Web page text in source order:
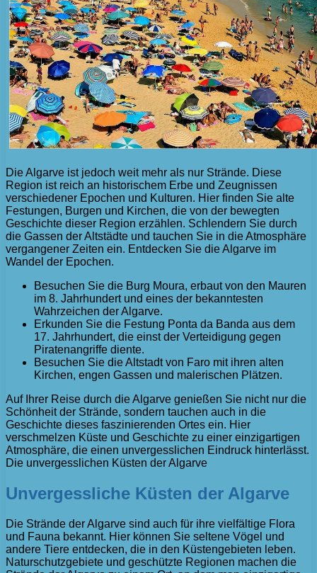
Die Algarve ist jedoch weit mehr als nur Strände. Diese
Region ist reich an historischem Erbe und Zeugnissen
verschiedener Epochen und Kulturen. Hier finden Sie alte
Festungen, Burgen und Kirchen, die von der bewegten
Geschichte dieser Region erzählen. Schlendern Sie durch
die Gassen der Altstädte und tauchen Sie in die Atmosphäre
vergangener Zeiten ein. Entdecken Sie die Algarve im
Wandel der Epochen.
Besuchen Sie die Burg Moura, erbaut von den Mauren
im 8. Jahrhundert und eines der bekanntesten
Wahrzeichen der Algarve.
Erkunden Sie die Festung Ponta da Banda aus dem
17. Jahrhundert, die einst der Verteidigung gegen
Piratenangriffe diente.
Besuchen Sie die Altstadt von Faro mit ihren alten
Kirchen, engen Gassen und malerischen Plätzen.
Auf Ihrer Reise durch die Algarve genießen Sie nicht nur die
Schönheit der Strände, sondern tauchen auch in die
Geschichte dieses faszinierenden Ortes ein. Hier
verschmelzen Küste und Geschichte zu einer einzigartigen
Atmosphäre, die einen unvergesslichen Eindruck hinterlässt.
Die unvergesslichen Küsten der Algarve
Unvergessliche Küsten der Algarve
Die Strände der Algarve sind auch für ihre vielfältige Flora
und Fauna bekannt. Hier können Sie seltene Vögel und
andere Tiere entdecken, die in den Küstengebieten leben.
Naturschutzgebiete und geschützte Regionen machen die